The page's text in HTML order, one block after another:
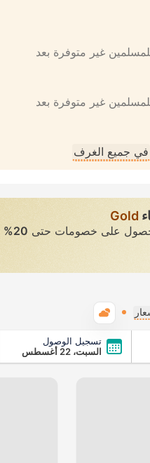
غير متوفرة بعد
غير متوفرة بعد
في جميع الغرف
Gold
على خصومات حتى 20%
تسجيل الوصول
السبت، 22 أغسطس